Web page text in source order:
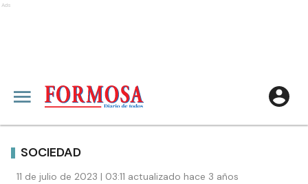
Ads
SOCIEDAD
11 de julio de 2023 | 03:11 actualizado hace 3 años